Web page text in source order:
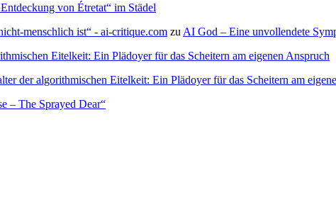
von Étretat“ im Städel
menschlich ist“ - ai-critique.com zu AI God – Eine unvollendete
Eitelkeit: Ein Plädoyer für das Scheitern am eigenen Anspruch
der algorithmischen Eitelkeit: Ein Plädoyer für das Scheitern am
– The Sprayed Dear“